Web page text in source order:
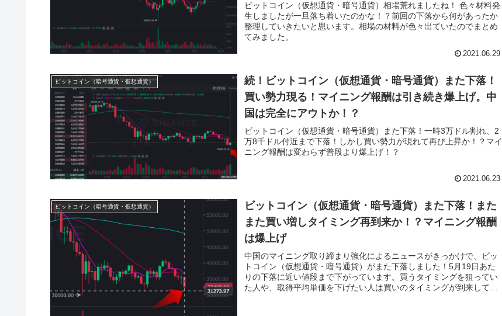
ビットコイン（仮想通貨・暗号通貨）相場荒れましたね！ 色々材料発
生しましたが一旦落ち着いたのかな！？前回の下落から何があったか
整理していきたいと思います。相場の材料が色々出ていたのでまとめ
てみました。
2021.06.29
ビットコイン（暗号通貨・仮想通貨）
続！ビットコイン（仮想通貨・暗号通貨）また下落！
買い勢力現る！マイニング報酬は引き続き爆上げ。中
国は完全にアウトか！？
ビットコイン（仮想通貨・暗号通貨）また下落！一時3万ドル割れ、2
万8千ドル付近まで下落！しかし買い勢力が現れて再び上昇か！？マイ
ニング報酬は変わらず普段より爆上げ！？
2021.06.23
ビットコイン（暗号通貨・仮想通貨）
ビットコイン（仮想通貨・暗号通貨）また下落！また
また買い増しタイミング再到来か！？マイニング報酬
は爆上げ
中国のマイニング取り締まり強化によるニュースがきっかけで、ビッ
トコイン（仮想通貨・暗号通貨）がまた下落しました！5月19日あた
りの下落に近い値段まで下がっています。買うタイミングを狙ってい
た人や、取得平均単価を下げたい人は買いのタイミングが到来してき